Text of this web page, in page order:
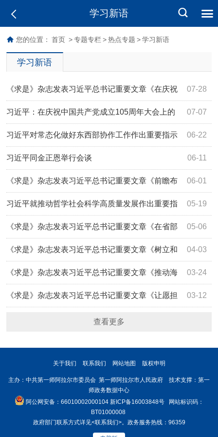
学习新语
您的位置： 首页 > 专题专栏 > 热点专题 > 学习新语
学习新语
07-28
《求是》杂志发表习近平总书记重要文章《在庆祝
中国共产党成立105周年大会上的讲话》 07-07
习近平：在庆祝中国共产党成立105周年大会上的
讲话 06-22
习近平对常态化做好东西部协作工作作出重要指示
06-11
习近平同金正恩举行会谈
06-01
《求是》杂志发表习近平总书记重要文章《前瞻布
局和发展未来产业》 05-19
习近平就推动哲学社会科学高质量发展作出重要指
示 05-06
《求是》杂志发表习近平总书记重要文章《在省部
级主要领导干部学习贯彻党的二十届四中全会精神专题研讨
班上的讲话》
04-03
《求是》杂志发表习近平总书记重要文章《树立和
践行正确政绩观》 03-24
《求是》杂志发表习近平总书记重要文章《推动海
洋经济高质量发展》 03-12
《求是》杂志发表习近平总书记重要文章《让愿担
当、敢担当、善担当蔚然成风》
查看更多
关于我们 联系我们 网站地图 版权申明
主办：中共第一师阿拉尔市委员会 第一师阿拉尔市人民政府 技术支撑：第一
师政务数据中心
阿公网安备：66010002000104 新ICP备16003848号网站标识码：
BT01000008
政府部门联系方式详见<联系我们>。政务服务热线：96359